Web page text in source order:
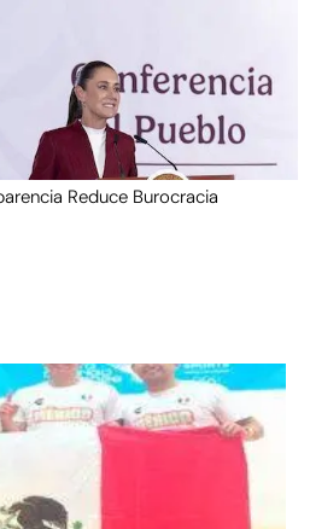
Reduce Burocracia